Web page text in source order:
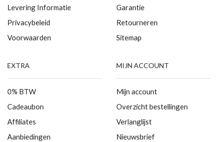
Levering Informatie
Privacybeleid
Voorwaarden
Garantie
Retourneren
Sitemap
EXTRA
0% BTW
Cadeaubon
Affiliates
Aanbiedingen
MIJN ACCOUNT
Mijn account
Overzicht bestellingen
Verlanglijst
Nieuwsbrief